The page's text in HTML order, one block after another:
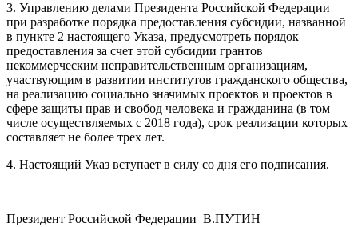
3. Управлению делами Президента Российской Федерации
при разработке порядка предоставления субсидии, названной
в пункте 2 настоящего Указа, предусмотреть порядок
предоставления за счет этой субсидии грантов
некоммерческим неправительственным организациям,
участвующим в развитии институтов гражданского общества,
на реализацию социально значимых проектов и проектов в
сфере защиты прав и свобод человека и гражданина (в том
числе осуществляемых с 2018 года), срок реализации которых
составляет не более трех лет.
4. Настоящий Указ вступает в силу со дня его подписания.
Президент Российской Федерации В.ПУТИН